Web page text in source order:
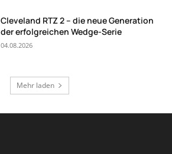
Cleveland RTZ 2 – die neue Generation
der erfolgreichen Wedge-Serie
04.08.2026
Mehr laden